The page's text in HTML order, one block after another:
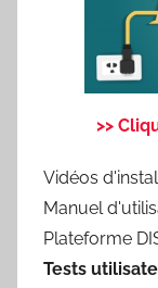
>>
Vidéos
Manuel
Plateforme
Tests